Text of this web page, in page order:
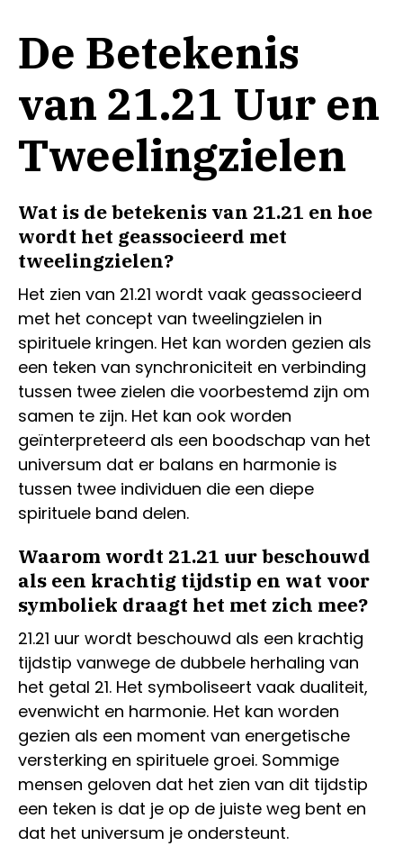
De Betekenis
van 21.21 Uur en
Tweelingzielen
Wat is de betekenis van 21.21 en hoe
wordt het geassocieerd met
tweelingzielen?
Het zien van 21.21 wordt vaak geassocieerd
met het concept van tweelingzielen in
spirituele kringen. Het kan worden gezien als
een teken van synchroniciteit en verbinding
tussen twee zielen die voorbestemd zijn om
samen te zijn. Het kan ook worden
geïnterpreteerd als een boodschap van het
universum dat er balans en harmonie is
tussen twee individuen die een diepe
spirituele band delen.
Waarom wordt 21.21 uur beschouwd
als een krachtig tijdstip en wat voor
symboliek draagt het met zich mee?
21.21 uur wordt beschouwd als een krachtig
tijdstip vanwege de dubbele herhaling van
het getal 21. Het symboliseert vaak dualiteit,
evenwicht en harmonie. Het kan worden
gezien als een moment van energetische
versterking en spirituele groei. Sommige
mensen geloven dat het zien van dit tijdstip
een teken is dat je op de juiste weg bent en
dat het universum je ondersteunt.